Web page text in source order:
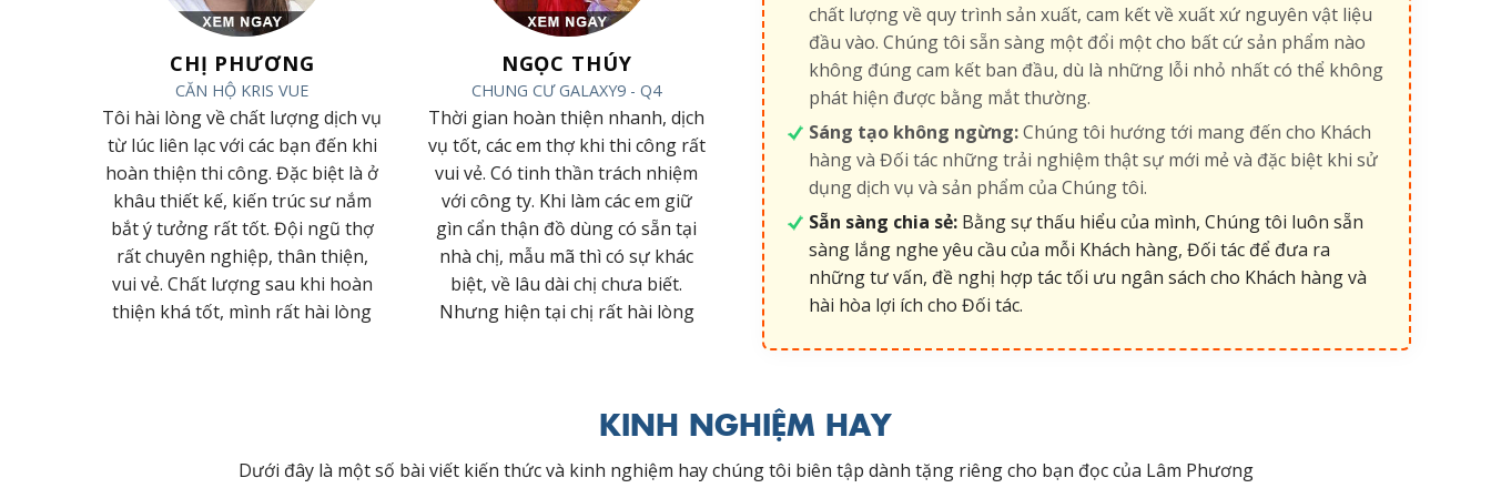
CHỊ PHƯƠNG
CĂN HỘ KRIS VUE
Tôi hài lòng về chất lượng dịch vụ
từ lúc liên lạc với các bạn đến khi
hoàn thiện thi công. Đặc biệt là ở
khâu thiết kế, kiến trúc sư nắm
bắt ý tưởng rất tốt. Đội ngũ thợ
rất chuyên nghiệp, thân thiện,
vui vẻ. Chất lượng sau khi hoàn
thiện khá tốt, mình rất hài lòng
NGỌC THÚY
CHUNG CƯ GALAXY9 - Q4
Thời gian hoàn thiện nhanh, dịch
vụ tốt, các em thợ khi thi công rất
vui vẻ. Có tinh thần trách nhiệm
với công ty. Khi làm các em giữ
gìn cẩn thận đồ dùng có sẵn tại
nhà chị, mẫu mã thì có sự khác
biệt, về lâu dài chị chưa biết.
Nhưng hiện tại chị rất hài lòng
chất lượng về quy trình sản xuất, cam kết về xuất xứ nguyên vật liệu
đầu vào. Chúng tôi sẵn sàng một đổi một cho bất cứ sản phẩm nào
không đúng cam kết ban đầu, dù là những lỗi nhỏ nhất có thể không
phát hiện được bằng mắt thường.
Sáng tạo không ngừng:Chúng tôi hướng tới mang đến cho Khách
hàng và Đối tác những trải nghiệm thật sự mới mẻ và đặc biệt khi sử
dụng dịch vụ và sản phẩm của Chúng tôi.
Sẵn sàng chia sẻ: Bằng sự thấu hiểu của mình, Chúng tôi luôn sẵn
sàng lắng nghe yêu cầu của mỗi Khách hàng, Đối tác để đưa ra
những tư vấn, đề nghị hợp tác tối ưu ngân sách cho Khách hàng và
hài hòa lợi ích cho Đối tác.
KINH NGHIỆM HAY
Dưới đây là một số bài viết kiến thức và kinh nghiệm hay chúng tôi biên tập dành tặng riêng cho bạn đọc của Lâm Phương